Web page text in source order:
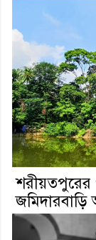
শরীয়তপুরের